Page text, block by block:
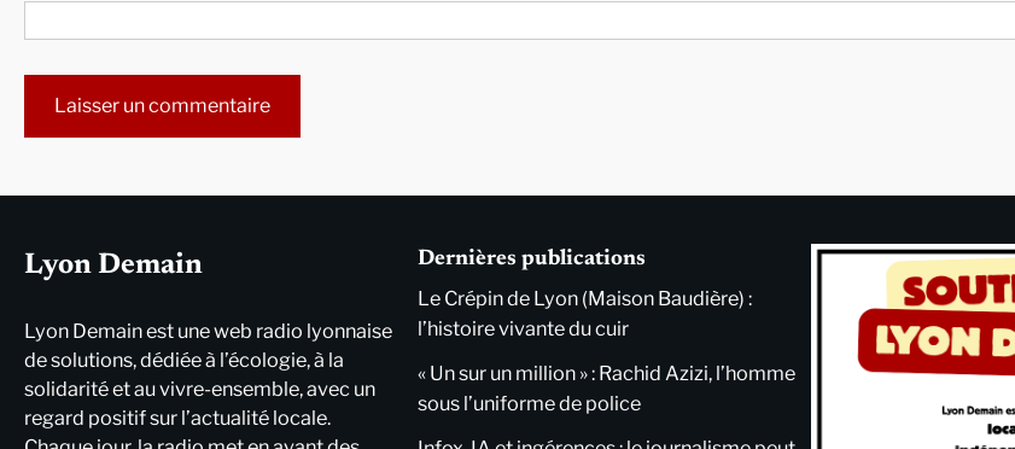
Lyon Demain
Lyon Demain est une web radio lyonnaise
de solutions, dédiée à l’écologie, à la
solidarité et au vivre-ensemble, avec un
regard positif sur l’actualité locale.
Dernières publications
Le Crépin de Lyon (Maison Baudière) :
l’histoire vivante du cuir
« Un sur un million » : Rachid Azizi, l’homme
sous l’uniforme de police